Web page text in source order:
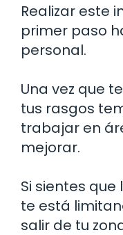
Realizar este
primer paso
personal.
Una vez que
tus rasgos
trabajar en
mejorar.
Si sientes
te está
salir de tu